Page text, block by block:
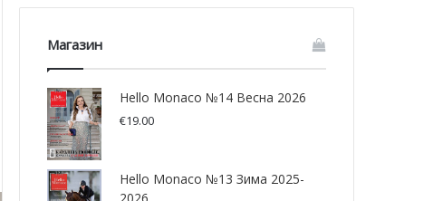
Магазин
Hello Monaco №14 Весна 2026
€19.00
Hello Monaco №13 Зима 2025-